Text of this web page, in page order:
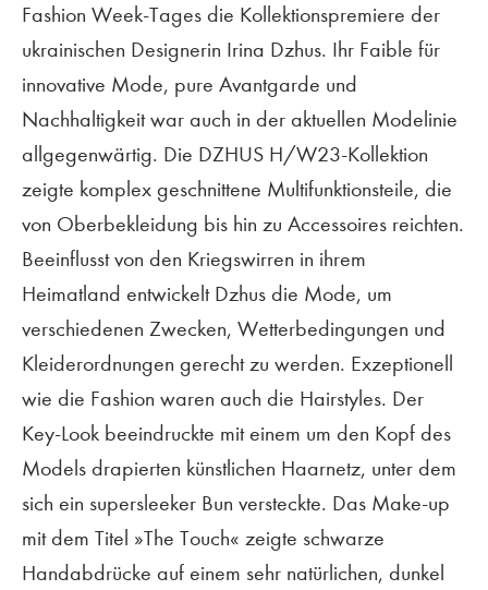
Fashion Week-Tages die Kollektionspremiere der
ukrainischen Designerin Irina Dzhus. Ihr Faible für
innovative Mode, pure Avantgarde und
Nachhaltigkeit war auch in der aktuellen Modelinie
allgegenwärtig. Die DZHUS H/W23-Kollektion
zeigte komplex geschnittene Multifunktionsteile, die
von Oberbekleidung bis hin zu Accessoires reichten.
Beeinflusst von den Kriegswirren in ihrem
Heimatland entwickelt Dzhus die Mode, um
verschiedenen Zwecken, Wetterbedingungen und
Kleiderordnungen gerecht zu werden. Exzeptionell
wie die Fashion waren auch die Hairstyles. Der
Key-Look beeindruckte mit einem um den Kopf des
Models drapierten künstlichen Haarnetz, unter dem
sich ein supersleeker Bun versteckte. Das Make-up
mit dem Titel »The Touch« zeigte schwarze
Handabdrücke auf einem sehr natürlichen, dunkel